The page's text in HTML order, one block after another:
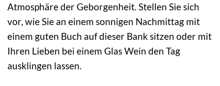
Atmosphäre der Geborgenheit. Stellen Sie sich
vor, wie Sie an einem sonnigen Nachmittag mit
einem guten Buch auf dieser Bank sitzen oder mit
Ihren Lieben bei einem Glas Wein den Tag
ausklingen lassen.